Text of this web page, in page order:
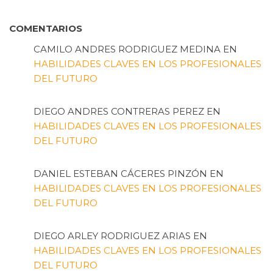
COMENTARIOS
CAMILO ANDRES RODRIGUEZ MEDINA EN
HABILIDADES CLAVES EN LOS PROFESIONALES
DEL FUTURO
DIEGO ANDRES CONTRERAS PEREZ EN
HABILIDADES CLAVES EN LOS PROFESIONALES
DEL FUTURO
DANIEL ESTEBAN CÁCERES PINZÓN EN
HABILIDADES CLAVES EN LOS PROFESIONALES
DEL FUTURO
DIEGO ARLEY RODRIGUEZ ARIAS EN
HABILIDADES CLAVES EN LOS PROFESIONALES
DEL FUTURO